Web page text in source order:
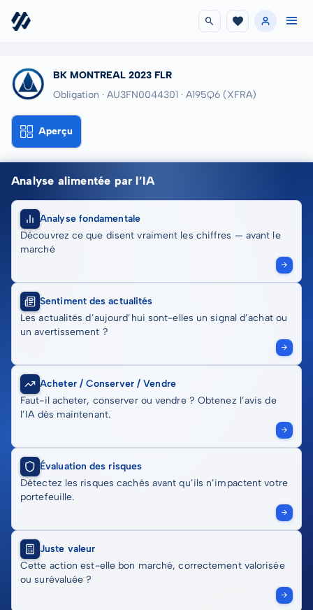
BK MONTREAL 2023 FLR
Obligation · AU3FN0044301 · A195Q6 (XFRA)
Aperçu
Analyse alimentée par l’IA
Analyse fondamentale
Découvrez ce que disent vraiment les chiffres — avant le
marché
Sentiment des actualités
Les actualités d’aujourd’hui sont-elles un signal d’achat ou
un avertissement ?
Acheter / Conserver / Vendre
Faut-il acheter, conserver ou vendre ? Obtenez l’avis de
l’IA dès maintenant.
Évaluation des risques
Détectez les risques cachés avant qu’ils n’impactent votre
portefeuille.
Juste valeur
Cette action est-elle bon marché, correctement valorisée
ou surévaluée ?